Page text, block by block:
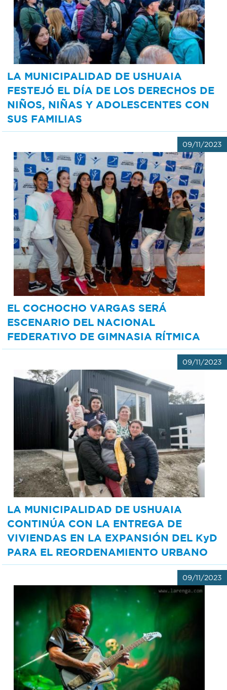
Bromatología
Rentas
Municipal
Mi
bondi
estudiantil
Recorrido
colectivos
Recarga
SUBE
Personal
municipal
LA MUNICIPALIDAD DE USHUAIA
FESTEJÓ EL DÍA DE LOS DERECHOS DE
NIÑOS, NIÑAS Y ADOLESCENTES CON
SUS FAMILIAS
09/11/2023
EL COCHOCHO VARGAS SERÁ
ESCENARIO DEL NACIONAL
FEDERATIVO DE GIMNASIA RÍTMICA
09/11/2023
LA MUNICIPALIDAD DE USHUAIA
CONTINÚA CON LA ENTREGA DE
VIVIENDAS EN LA EXPANSIÓN DEL KyD
PARA EL REORDENAMIENTO URBANO
09/11/2023